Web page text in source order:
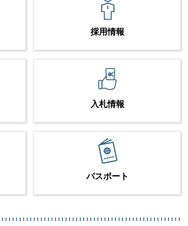
採用情報
入札情報
パスポート